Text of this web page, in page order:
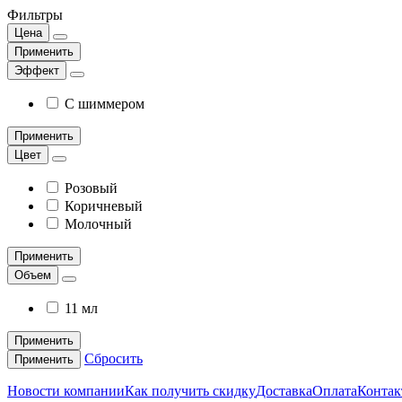
Фильтры
Цена
Применить
Эффект
С шиммером
Применить
Цвет
Розовый
Коричневый
Молочный
Применить
Объем
11 мл
Применить
Применить
Сбросить
Новости компанииКак получить скидкуДоставкаОплата